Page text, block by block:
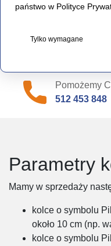
Wszystkie
atmosferyczne
Pomożemy
512 453 848
Parametry
Mamy w sprzedaży
kolce o symbolu
około 10 cm (np.
kolce o symbolu
państwo w Polityce
Tylko wymagane